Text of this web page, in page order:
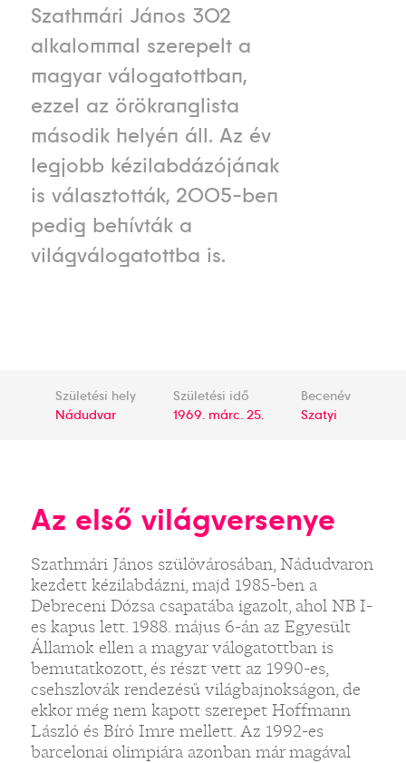
Szathmári János 302
alkalommal szerepelt a
magyar válogatottban,
ezzel az örökranglista
második helyén áll. Az év
legjobb kézilabdázójának
is választották, 2005-ben
pedig behívták a
világválogatottba is.
Születési hely
Nádudvar
Születési idő
1969. márc. 25.
Becenév
Szatyi
Az első világversenye
Szathmári János szülővárosában, Nádudvaron
kezdett kézilabdázni, majd 1985-ben a
Debreceni Dózsa csapatába igazolt, ahol NB I-
es kapus lett. 1988. május 6-án az Egyesült
Államok ellen a magyar válogatottban is
bemutatkozott, és részt vett az 1990-es,
csehszlovák rendezésű világbajnokságon, de
ekkor még nem kapott szerepet Hoffmann
László és Bíró Imre mellett. Az 1992-es
barcelonai olimpiára azonban már magával